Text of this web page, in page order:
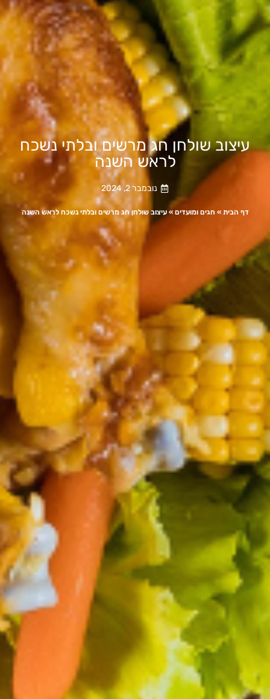
עיצוב שולחן חג מרשים ובלתי נשכח
לראש השנה
נובמבר 2, 2024
דף הבית »חגים ומועדים»עיצוב שולחן חג מרשים ובלתי נשכח לראש השנה